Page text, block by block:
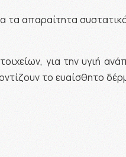
τα απαραίτητα
για την υγιή
το ευαίσθητο